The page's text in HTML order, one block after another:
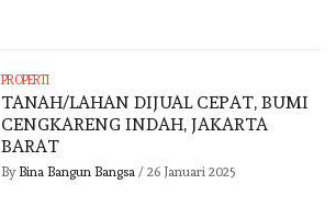
PROPERTI
TANAH/LAHAN DIJUAL CEPAT, BUMI
CENGKARENG INDAH, JAKARTA
BARAT
By Bina Bangun Bangsa/ 26 Januari 2025